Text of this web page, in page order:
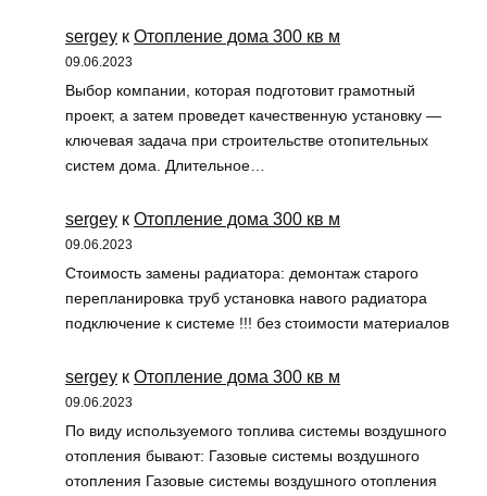
sergey к Отопление дома 300 кв м
09.06.2023
Выбор компании, которая подготовит грамотный
проект, а затем проведет качественную установку —
ключевая задача при строительстве отопительных
систем дома. Длительное…
sergey к Отопление дома 300 кв м
09.06.2023
Стоимость замены радиатора: демонтаж старого
перепланировка труб установка навого радиатора
подключение к системе !!! без стоимости материалов
sergey к Отопление дома 300 кв м
09.06.2023
По виду используемого топлива системы воздушного
отопления бывают: Газовые системы воздушного
отопления Газовые системы воздушного отопления